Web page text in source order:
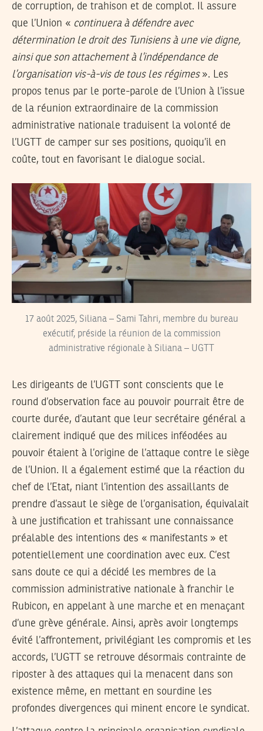
de corruption, de trahison et de complot. Il assure
que l’Union « continuera à défendre avec
détermination le droit des Tunisiens à une vie digne,
ainsi que son attachement à l’indépendance de
l’organisation vis-à-vis de tous les régimes ». Les
propos tenus par le porte-parole de l’Union à l’issue
de la réunion extraordinaire de la commission
administrative nationale traduisent la volonté de
l’UGTT de camper sur ses positions, quoiqu’il en
coûte, tout en favorisant le dialogue social.
17 août 2025, Siliana – Sami Tahri, membre du bureau
exécutif, préside la réunion de la commission
administrative régionale à Siliana – UGTT
Les dirigeants de l’UGTT sont conscients que le
round d’observation face au pouvoir pourrait être de
courte durée, d’autant que leur secrétaire général a
clairement indiqué que des milices inféodées au
pouvoir étaient à l’origine de l’attaque contre le siège
de l’Union. Il a également estimé que la réaction du
chef de l’Etat, niant l’intention des assaillants de
prendre d’assaut le siège de l’organisation, équivalait
à une justification et trahissant une connaissance
préalable des intentions des « manifestants » et
potentiellement une coordination avec eux. C’est
sans doute ce qui a décidé les membres de la
commission administrative nationale à franchir le
Rubicon, en appelant à une marche et en menaçant
d’une grève générale. Ainsi, après avoir longtemps
évité l’affrontement, privilégiant les compromis et les
accords, l’UGTT se retrouve désormais contrainte de
riposter à des attaques qui la menacent dans son
existence même, en mettant en sourdine les
profondes divergences qui minent encore le syndicat.